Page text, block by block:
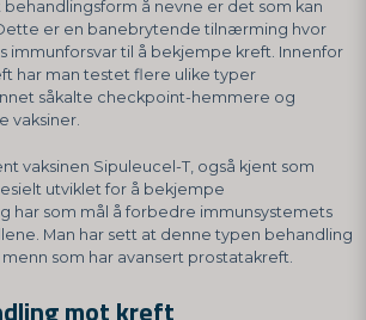
behandlingsform å nevne er det som kan
er en banebrytende tilnærming hvor
immunforsvar til å bekjempe kreft. Innenfor
har man testet flere ulike typer
såkalte checkpoint-hemmere og
vaksiner.
vaksinen Sipuleucel-T, også kjent som
utviklet for å bekjempe
har som mål å forbedre immunsystemets
Man har sett at denne typen behandling
som har avansert prostatakreft.
mot kreft